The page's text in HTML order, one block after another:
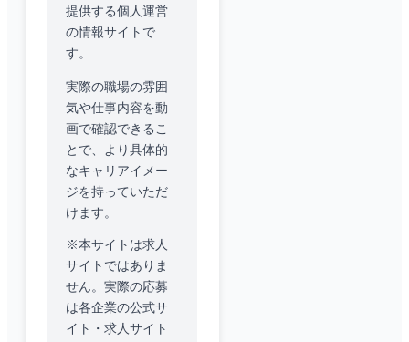
提供する個人運営
の情報サイトで
す。
実際の職場の雰囲
気や仕事内容を動
画で確認できるこ
とで、より具体的
なキャリアイメー
ジを持っていただ
けます。
※本サイトは求人
サイトではありま
せん。実際の応募
は各企業の公式サ
イト・求人サイト